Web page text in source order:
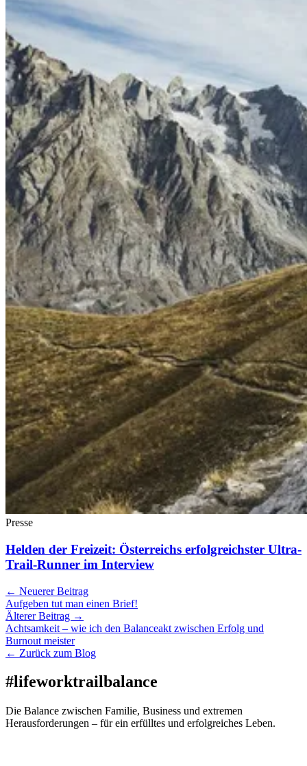
Presse
Helden der Freizeit: Österreichs erfolgreichster Ultra-
Trail-Runner im Interview
← Neuerer Beitrag
Aufgeben tut man einen Brief!
Älterer Beitrag →
Achtsamkeit – wie ich den Balanceakt zwischen Erfolg und
Burnout meister
← Zurück zum Blog
#lifeworktrailbalance
Die Balance zwischen Familie, Business und extremen
Herausforderungen – für ein erfülltes und erfolgreiches Leben.